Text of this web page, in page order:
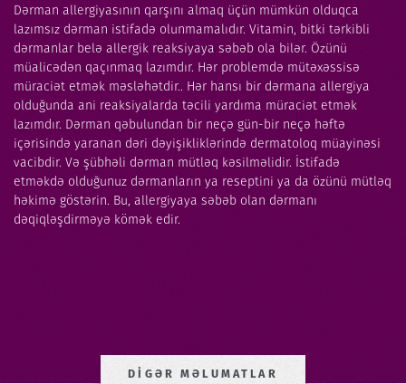
Dərman allergiyasının qarşını almaq üçün mümkün olduqca
lazımsız dərman istifadə olunmamalıdır. Vitamin, bitki tərkibli
dərmanlar belə allergik reaksiyaya səbəb ola bilər. Özünü
müalicədən qaçınmaq lazımdır. Hər problemdə mütəxəssisə
müraciət etmək məsləhətdir.. Hər hansı bir dərmana allergiya
olduğunda ani reaksiyalarda təcili yardıma müraciət etmək
lazımdır. Dərman qəbulundan bir neçə gün-bir neçə həftə
içərisində yaranan dəri dəyişikliklərində dermatoloq müayinəsi
vacibdir. Və şübhəli dərman mütləq kəsilməlidir. İstifadə
etməkdə olduğunuz dərmanların ya reseptini ya da özünü mütləq
həkimə göstərin. Bu, allergiyaya səbəb olan dərmanı
dəqiqləşdirməyə kömək edir.
DİGƏR MƏLUMATLAR